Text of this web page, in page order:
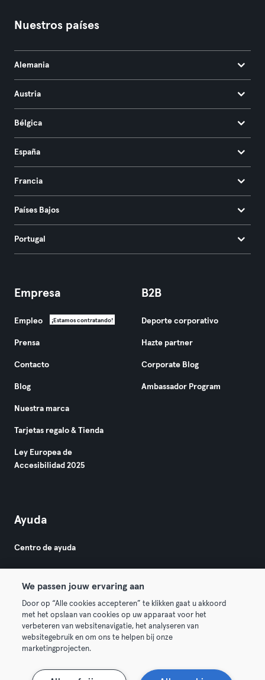
Nuestros países
Alemania
Austria
Bélgica
España
Francia
Países Bajos
Portugal
Empresa
Empleo ¡Estamos contratando!
Prensa
Contacto
Blog
Nuestra marca
Tarjetas regalo & Tienda
Ley Europea de
Accesibilidad 2025
B2B
Deporte corporativo
Hazte partner
Corporate Blog
Ambassador Program
Ayuda
Centro de ayuda
© 2026 Urban Sports Group GmbH. All rights reserved.
Términos y condiciones
Rescindir contratos aquí Desistir de contratos aquí
We passen jouw ervaring aan
Door op “Alle cookies accepteren” te klikken gaat u akkoord
met het opslaan van cookies op uw apparaat voor het
verbeteren van websitenavigatie, het analyseren van
websitegebruik en om ons te helpen bij onze
marketingprojecten.